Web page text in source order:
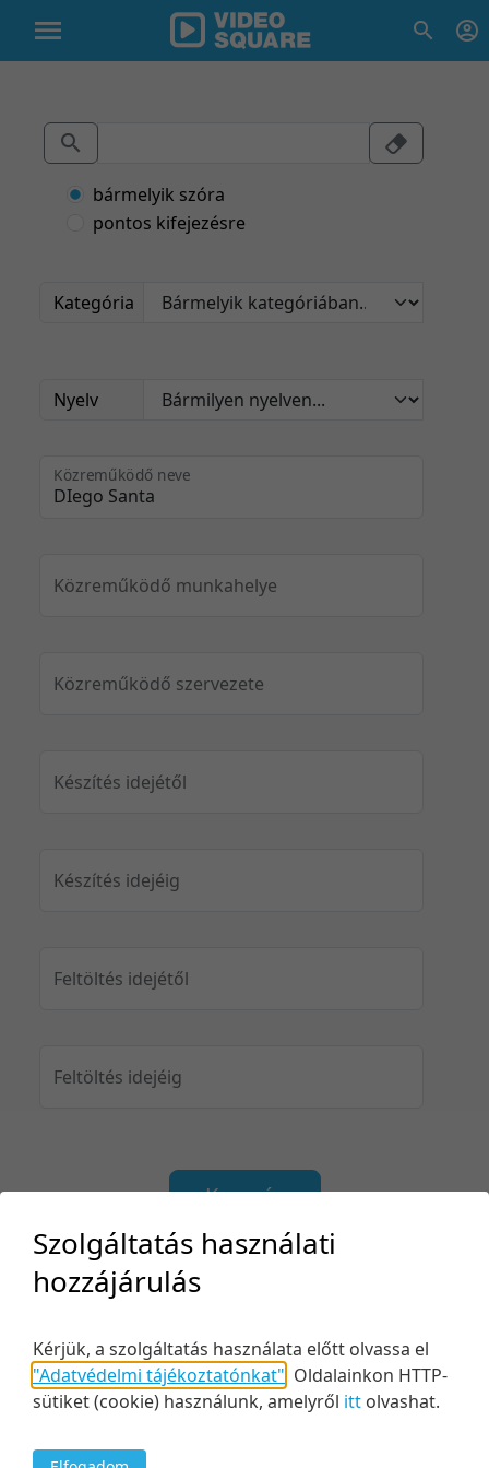
bármelyik szóra
pontos kifejezésre
Kategória
Nyelv
Közreműködő neve
Közreműködő munkahelye
Közreműködő szervezete
Készítés idejétől
Készítés idejéig
Feltöltés idejétől
Feltöltés idejéig
Keresés
Relevancia szerint
Kezdés/felvétel dátuma szerint
5 tétel/oldal
10 tétel/oldal
Szolgáltatás használati
hozzájárulás
Kérjük, a szolgáltatás használata előtt olvassa el
"Adatvédelmi tájékoztatónkat" Oldalainkon HTTP-
sütiket (cookie) használunk, amelyről itt olvashat.